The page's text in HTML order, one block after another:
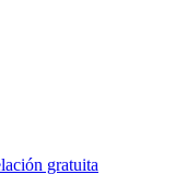
gratuita